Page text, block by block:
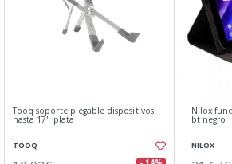
Tooq soporte plegable dispositivos
hasta 17" plata
TOOQ
Nilox
bt negro
NILOX